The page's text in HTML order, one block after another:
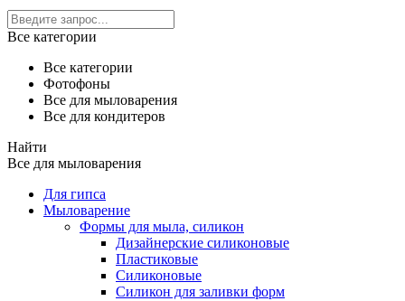
Все категории
Все категории
Фотофоны
Все для мыловарения
Все для кондитеров
Найти
Все для мыловарения
Для гипса
Мыловарение
Формы для мыла, силикон
Дизайнерские силиконовые
Пластиковые
Силиконовые
Силикон для заливки форм